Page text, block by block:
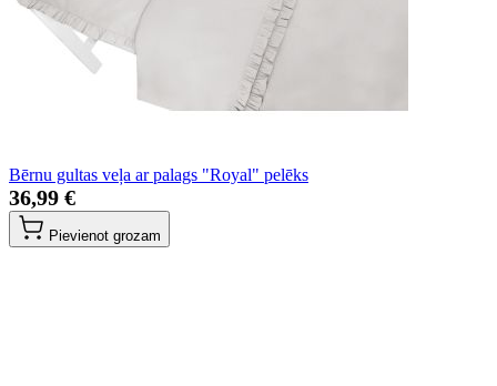
Bērnu gultas veļa ar palags "Royal" pelēks
36,99 €
Pievienot grozam